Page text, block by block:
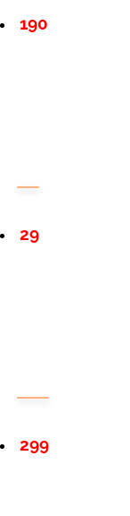
190
29
299